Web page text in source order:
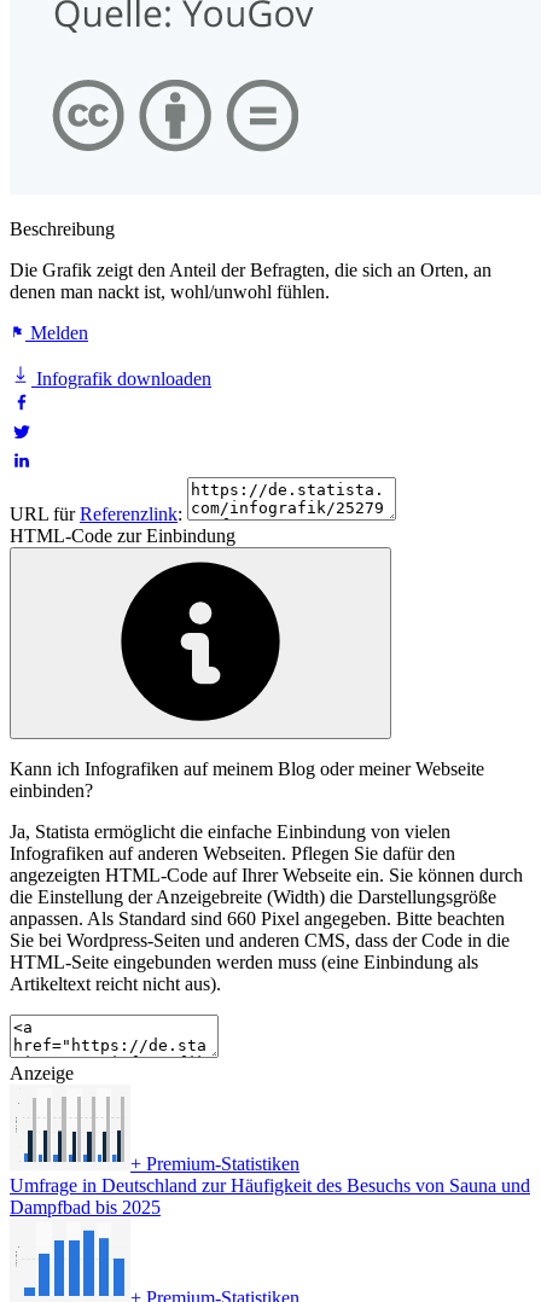
Beschreibung
Die Grafik zeigt den Anteil der Befragten, die sich an Orten, an
denen man nackt ist, wohl/unwohl fühlen.
Melden
Infografik downloaden
URL fürReferenzlink:
HTML-Code zur Einbindung
Kann ich Infografiken auf meinem Blog oder meiner Webseite
einbinden?
Ja, Statista ermöglicht die einfache Einbindung von vielen
Infografiken auf anderen Webseiten. Pflegen Sie dafür den
angezeigten HTML-Code auf Ihrer Webseite ein. Sie können durch
die Einstellung der Anzeigebreite (Width) die Darstellungsgröße
anpassen. Als Standard sind 660 Pixel angegeben. Bitte beachten
Sie bei Wordpress-Seiten und anderen CMS, dass der Code in die
HTML-Seite eingebunden werden muss (eine Einbindung als
Artikeltext reicht nicht aus).
Anzeige
+ Premium-Statistiken
Umfrage in Deutschland zur Häufigkeit des Besuchs von Sauna und
Dampfbad bis 2025